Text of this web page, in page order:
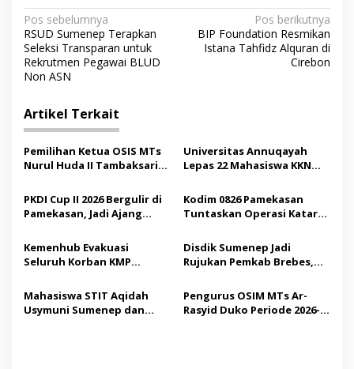
N
a
v
i
g
a
s
i
p
o
s
Pos sebelumnya
RSUD Sumenep Terapkan
Seleksi Transparan untuk
Rekrutmen Pegawai BLUD
Non ASN
Pos berikutnya
BIP Foundation Resmikan
Istana Tahfidz Alquran di
Cirebon
Artikel Terkait
Pemilihan Ketua OSIS MTs
Nurul Huda II Tambaksari
Demokrasi bagi Siswa
Universitas Annuqayah
Lepas 22 Mahasiswa KKN
Saudi
PKDI Cup II 2026 Bergulir di
Pamekasan, Jadi Ajang
Madura
Kodim 0826 Pamekasan
Tuntaskan Operasi Katarak
Tindakan Medis
Kemenhub Evakuasi
Seluruh Korban KMP
Operator Diaudit
Disdik Sumenep Jadi
Rujukan Pemkab Brebes,
Pendidikan Berbasis
Budaya
Mahasiswa STIT Aqidah
Usymuni Sumenep dan
Pengurus OSIM MTs Ar-
Rasyid Duko Periode 2026-